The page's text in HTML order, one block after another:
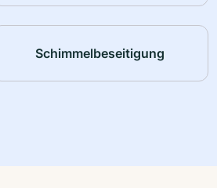
Schimmelbeseitigung